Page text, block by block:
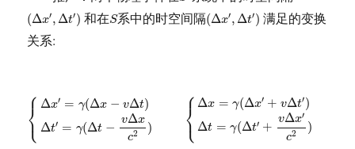
(Δx′, Δt′)
(Δ x′, Δt′) 和在S
S系中的时空间隔(Δx′, Δt′)
(Δ x′, Δt′)
满足的变换
关系:
⎧
⎨
⎩
Δx′ = γ(Δx − vΔt)
Δt′ = γ(Δt − vΔx
c2 )
⎧
⎨
⎩
Δx = γ(Δx′ + vΔt′)
Δt = γ(Δt′ + vΔx′
c2 )
{Δ x =γ −v = γ( c2 ){ (Δx + v )Δt=